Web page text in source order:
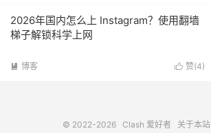
2026年国内怎么上 Instagram？使用翻墙
梯子解锁科学上网
 赞(4)
 博客
© 2022-2026 Clash 爱好者 关于本站